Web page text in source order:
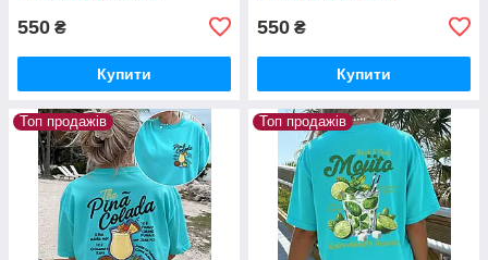
550 ₴
Купити
550 ₴
Купити
Топ продажів Топ продажів